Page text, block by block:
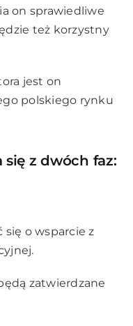
on sprawiedliwe
też korzystny
jest on
polskiego rynku
się z dwóch faz:
się o wsparcie z
zatwierdzane